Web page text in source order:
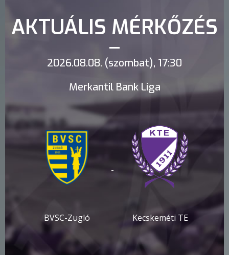
AKTUÁLIS MÉRKŐZÉS
2026.08.08. (szombat), 17:30
Merkantil Bank Liga
BVSC-Zugló
-
Kecskeméti TE